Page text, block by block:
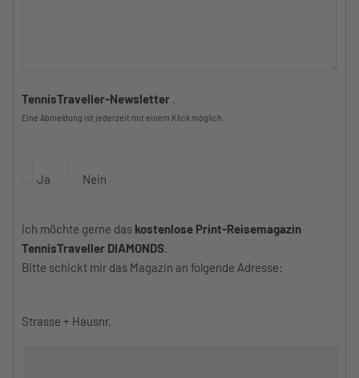
TennisTraveller-Newsletter .
Eine Abmeldung ist jederzeit mit einem Klick möglich.
Ja Nein
Ich möchte gerne das kostenlose Print-Reisemagazin
TennisTraveller DIAMONDS.
Bitte schickt mir das Magazin an folgende Adresse:
Strasse + Hausnr.